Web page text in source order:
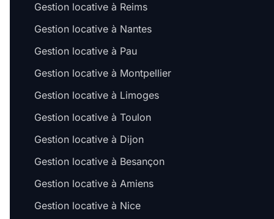
Gestion locative à Reims
Gestion locative à Nantes
Gestion locative à Pau
Gestion locative à Montpellier
Gestion locative à Limoges
Gestion locative à Toulon
Gestion locative à Dijon
Gestion locative à Besançon
Gestion locative à Amiens
Gestion locative à Nice